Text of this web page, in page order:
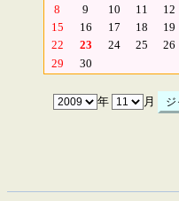
8
9 10 11 12
15
16 17 18 19
22
23 24 25 26
29
30
年 月